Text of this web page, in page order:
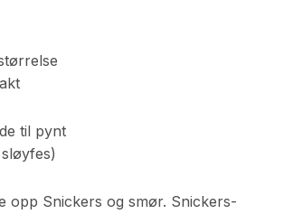
til pynt
opp Snickers og smør. Snickers-